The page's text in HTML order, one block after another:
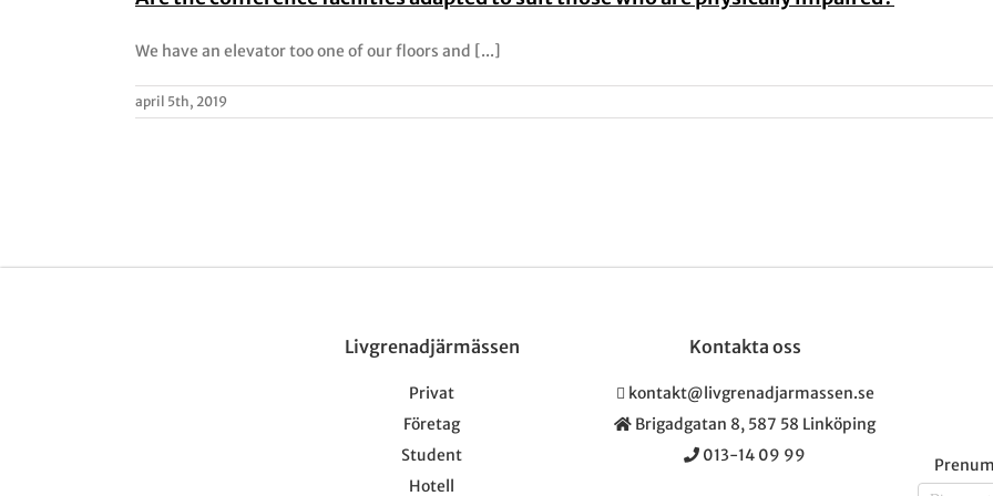
We have an elevator too one of our floors and [...]
april 5th, 2019
Livgrenadjärmässen
Privat
Företag
Student
Hotell
Kontakta oss
kontakt@livgrenadjarmassen.se
Brigadgatan 8, 587 58 Linköping
013-14 09 99